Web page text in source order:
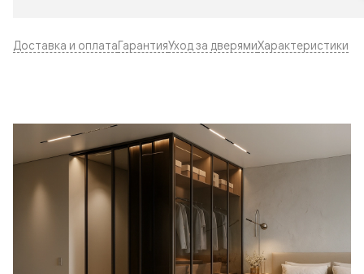
Доставка и оплатаГарантияУход за дверямиХарактеристики